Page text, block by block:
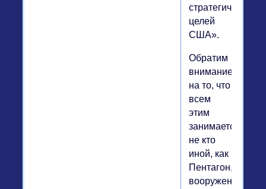
стратегических
целей
США».
Обратим
внимание
на то, что
всем
этим
занимается
не кто
иной, как
Пентагон,
вооруженные